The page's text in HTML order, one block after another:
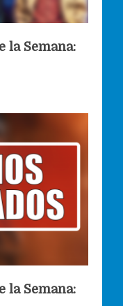
la Semana:
la Semana: